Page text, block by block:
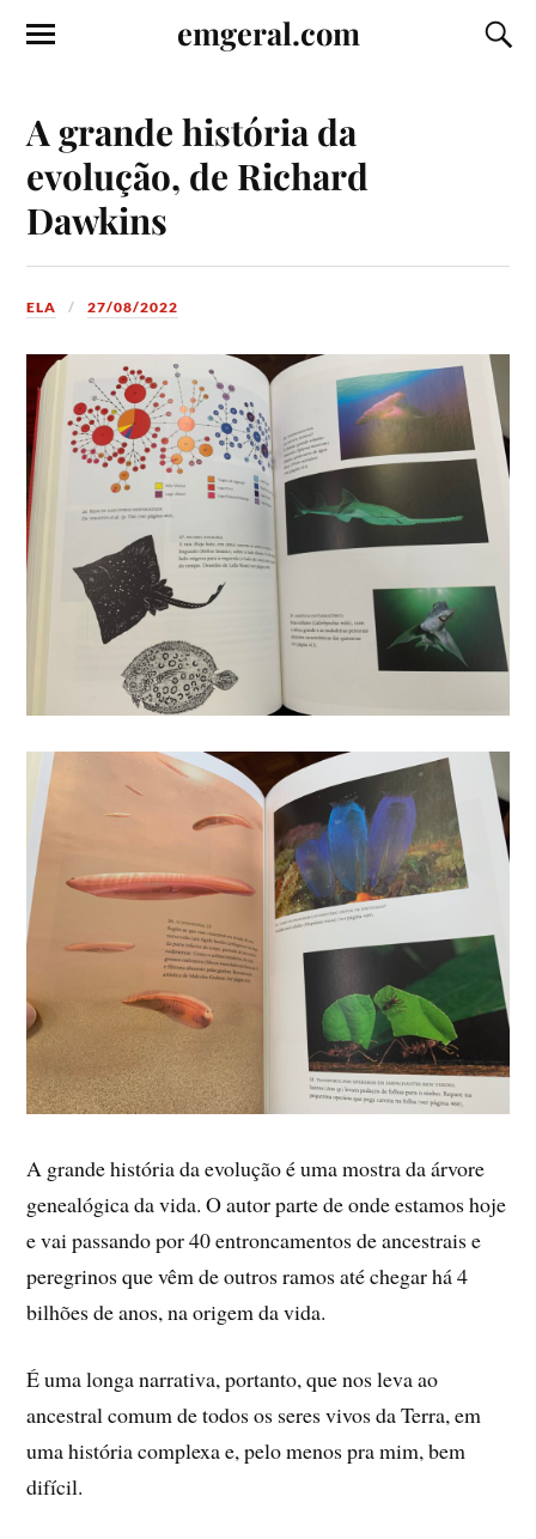
emgeral.com
A grande história da
evolução, de Richard
Dawkins
ELA 27/08/2022
A grande história da evolução é uma mostra da árvore
genealógica da vida. O autor parte de onde estamos hoje
e vai passando por 40 entroncamentos de ancestrais e
peregrinos que vêm de outros ramos até chegar há 4
bilhões de anos, na origem da vida.
É uma longa narrativa, portanto, que nos leva ao
ancestral comum de todos os seres vivos da Terra, em
uma história complexa e, pelo menos pra mim, bem
difícil.